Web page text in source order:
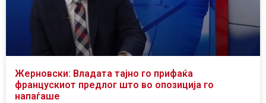
Жерновски: Владата тајно го прифаќа
францускиот предлог што во опозиција го
напаѓаше